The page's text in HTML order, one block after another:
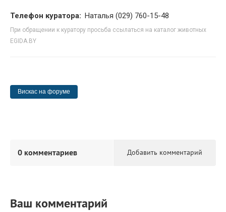
Телефон куратора: Наталья (029) 760-15-48
При обращении к куратору просьба ссылаться на каталог животных
EGIDA.BY
Вискас на форуме
Добавить комментарий
0 комментариев
Ваш комментарий